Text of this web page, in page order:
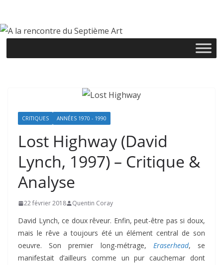
contenu
CRITIQUES ANNÉES 1970 - 1990
Lost Highway (David
Lynch, 1997) – Critique &
Analyse
22 février 2018 Quentin Coray
David Lynch, ce doux rêveur. Enfin, peut-être pas si doux,
mais le rêve a toujours été un élément central de son
oeuvre. Son premier long-métrage, Eraserhead, se
manifestait d’ailleurs comme un pur cauchemar dont